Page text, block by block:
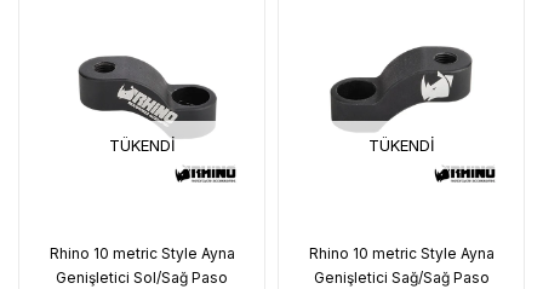
TÜKENDI
Rhino 10 metric Style Ayna
Genişletici Sol/Sağ Paso
TÜKENDI
Rhino 10 metric Style Ayna
Genişletici Sağ/Sağ Paso